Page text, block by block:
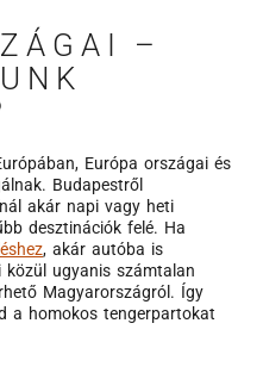
–
Európa országai és
Budapestről
akár napi vagy heti
desztinációk felé. Ha
, akár autóba is
közül ugyanis számtalan
Magyarországról. Így
a homokos tengerpartokat